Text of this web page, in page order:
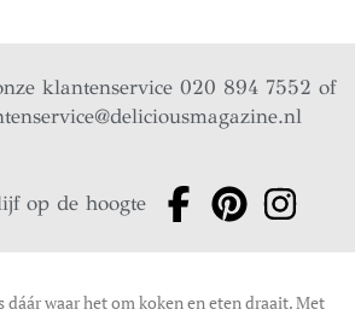
klantenservice 020 894 7552 of
op de hoogte
dáár waar het om koken en eten draait. Met